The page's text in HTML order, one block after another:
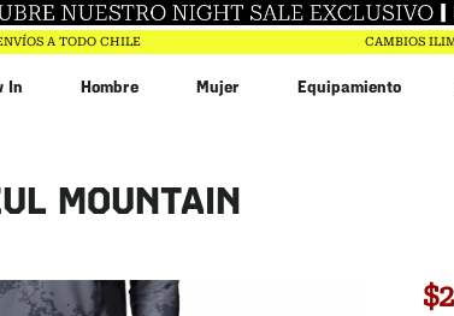
A TODO CHILE CAMBIOS
In Hombre Mujer Equipamiento
MOUNTAIN
$
$17 .994